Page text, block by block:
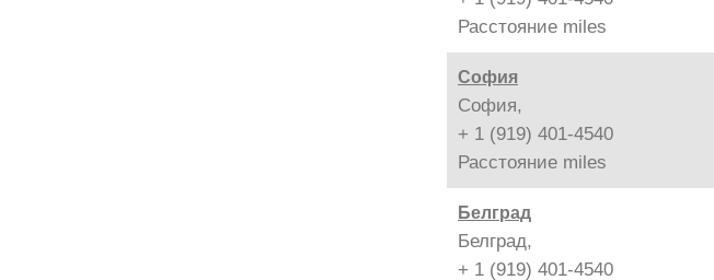
Расстояние miles
София
София,
+ 1 (919) 401-4540
Расстояние miles
Белград
Белград,
+ 1 (919) 401-4540